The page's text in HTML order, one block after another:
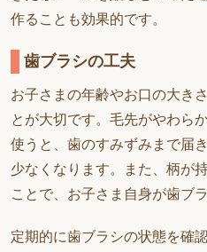
作ることも効果的です。
歯ブラシの工夫
お子さまの年齢やお口の大き
とが大切です。毛先がやわら
使うと、歯のすみずみまで届
少なくなります。また、柄が
ことで、お子さま自身が歯ブ
定期的に歯ブラシの状態を確